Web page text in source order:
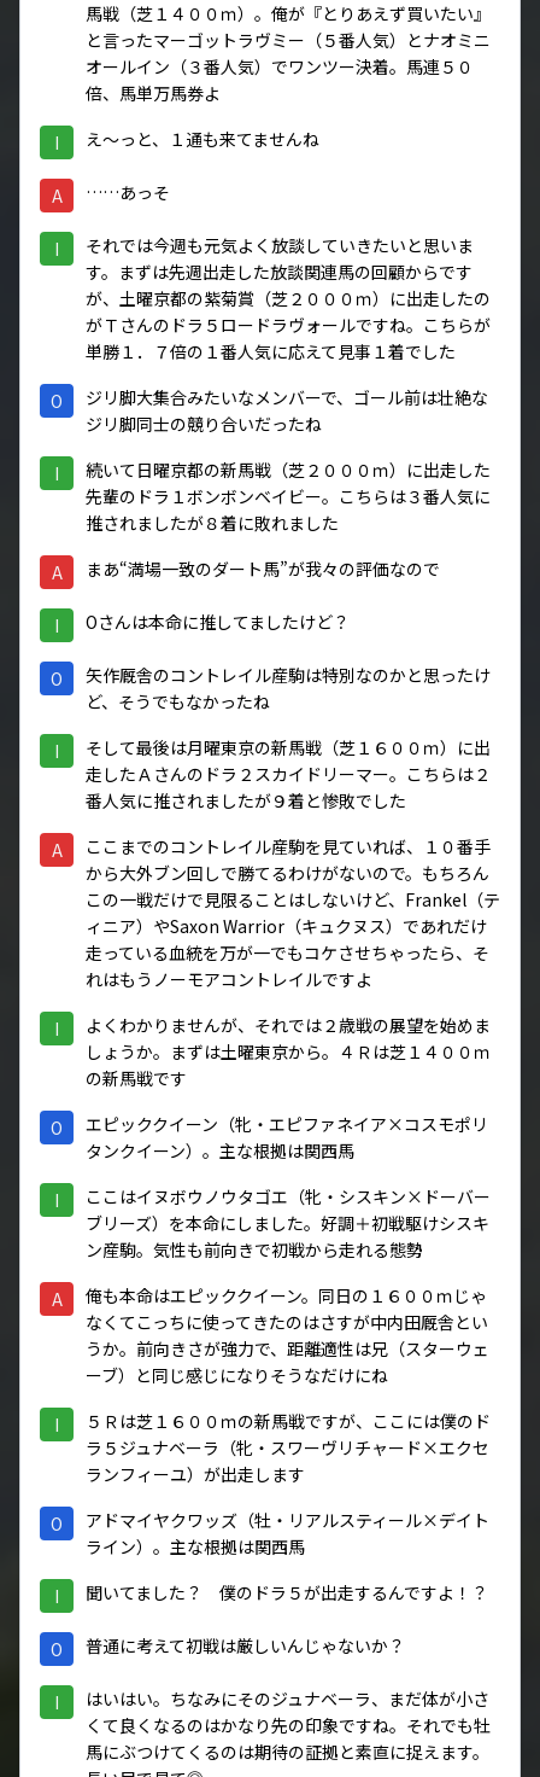
馬戦（芝１４００ｍ）。俺が『とりあえず買いたい』
と言ったマーゴットラヴミー（５番人気）とナオミニ
オールイン（３番人気）でワンツー決着。馬連５０
倍、馬単万馬券よ
I え～っと、１通も来てませんね
A ……あっそ
I
それでは今週も元気よく放談していきたいと思いま
す。まずは先週出走した放談関連馬の回顧からです
が、土曜京都の紫菊賞（芝２０００ｍ）に出走したの
がＴさんのドラ５ロードラヴォールですね。こちらが
単勝１．７倍の１番人気に応えて見事１着でした
O
ジリ脚大集合みたいなメンバーで、ゴール前は壮絶な
ジリ脚同士の競り合いだったね
I
続いて日曜京都の新馬戦（芝２０００ｍ）に出走した
先輩のドラ１ボンボンベイビー。こちらは３番人気に
推されましたが８着に敗れました
A まあ“満場一致のダート馬”が我々の評価なので
I Oさんは本命に推してましたけど？
O
矢作厩舎のコントレイル産駒は特別なのかと思ったけ
ど、そうでもなかったね
I
そして最後は月曜東京の新馬戦（芝１６００ｍ）に出
走したＡさんのドラ２スカイドリーマー。こちらは２
番人気に推されましたが９着と惨敗でした
A
ここまでのコントレイル産駒を見ていれば、１０番手
から大外ブン回しで勝てるわけがないので。もちろん
この一戦だけで見限ることはしないけど、Frankel（テ
ィニア）やSaxon Warrior（キュクヌス）であれだけ
走っている血統を万が一でもコケさせちゃったら、そ
れはもうノーモアコントレイルですよ
I
よくわかりませんが、それでは２歳戦の展望を始めま
しょうか。まずは土曜東京から。４Ｒは芝１４００ｍ
の新馬戦です
O
エピッククイーン（牝・エピファネイア×コスモポリ
タンクイーン）。主な根拠は関西馬
I
ここはイヌボウノウタゴエ（牝・シスキン×ドーバー
ブリーズ）を本命にしました。好調＋初戦駆けシスキ
ン産駒。気性も前向きで初戦から走れる態勢
A
俺も本命はエピッククイーン。同日の１６００ｍじゃ
なくてこっちに使ってきたのはさすが中内田厩舎とい
うか。前向きさが強力で、距離適性は兄（スターウェ
ーブ）と同じ感じになりそうなだけにね
I
５Ｒは芝１６００ｍの新馬戦ですが、ここには僕のド
ラ５ジュナベーラ（牝・スワーヴリチャード×エクセ
ランフィーユ）が出走します
O
アドマイヤクワッズ（牡・リアルスティール×デイト
ライン）。主な根拠は関西馬
I 聞いてました？ 僕のドラ５が出走するんですよ！？
O 普通に考えて初戦は厳しいんじゃないか？
I
はいはい。ちなみにそのジュナベーラ、まだ体が小さ
くて良くなるのはかなり先の印象ですね。それでも牡
馬にぶつけてくるのは期待の証拠と素直に捉えます。